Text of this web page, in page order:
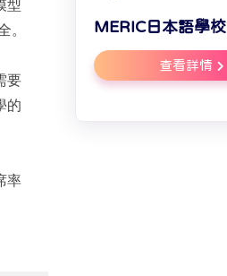
型
要
的
率
MERIC日本語學校
查看詳情